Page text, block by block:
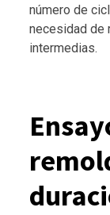
número de
necesidad de
intermedias.